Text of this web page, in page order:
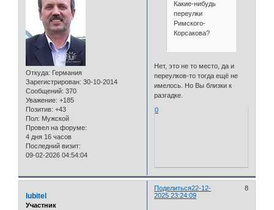
Откуда: Германия
Зарегистрирован: 30-10-2014
Сообщений: 370
Уважение: +185
Позитив: +43
Пол: Мужской
Провел на форуме:
4 дня 16 часов
Последний визит:
09-02-2026 04:54:04
Какие-нибудь
переулки
Римского-
Корсакова?
Нет, это не то место, да и
переулков-то тогда ещё не
имелось. Но Вы близки к
разгадке.
0
Поделиться 8
22-12-
2025 23:24:09
lubitel
Участник